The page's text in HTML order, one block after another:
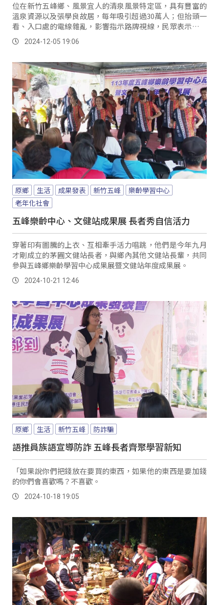
位在新竹五峰鄉、風景宜人的清泉風景特定區，具有豐富的
溫泉資源以及張學良故居，每年吸引超過30萬人；但抬頭一
看、入口處的電線雜亂，影響指示路牌視線，民眾表示觀感
不佳，而且如果遇到風災，搖搖欲墜的電線，可能造成民眾
用路安全疑慮。
2024-12-05 19:06
原鄉 生活 成果發表 新竹五峰
樂齡學習中心
老年化社會
五峰樂齡中心、文健站成果展 長者秀自信活力
穿著印有圖騰的上衣、互相牽手活力唱跳，他們是今年九月
才剛成立的茅圃文健站長者，與鄉內其他文健站長輩，共同
參與五峰鄉樂齡學習中心成果展暨文健站年度成果展。
2024-10-21 12:46
原鄉 生活 新竹五峰 防詐騙
語推員族語宣導防詐 五峰長者齊聚學習新知
「如果說你們把錢放在要買的東西，如果他的東西是要加錢
的你們會喜歡嗎？不喜歡。
2024-10-18 19:05